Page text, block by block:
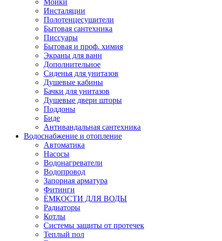
Мойки
Инсталяции
Полотенцесушители
Бытовая сантехника
Писсуары
Бытовая и проф. химия
Экраны для ванн
Дополнительное
Сиденья для унитазов
Душевые кабины
Бачки для унитазов
Душевые двери шторы
Поддоны
Биде
Антивандальная сантехника
Водоснабжение и отопление
Автоматика
Насосы
Водонагреватели
Водопровод
Запорная арматура
Фитинги
ЁМКОСТИ ДЛЯ ВОДЫ
Радиаторы
Котлы
Системы защиты от протечек
Теплый пол